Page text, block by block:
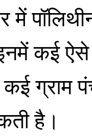
में
कई
ग्राम
है।